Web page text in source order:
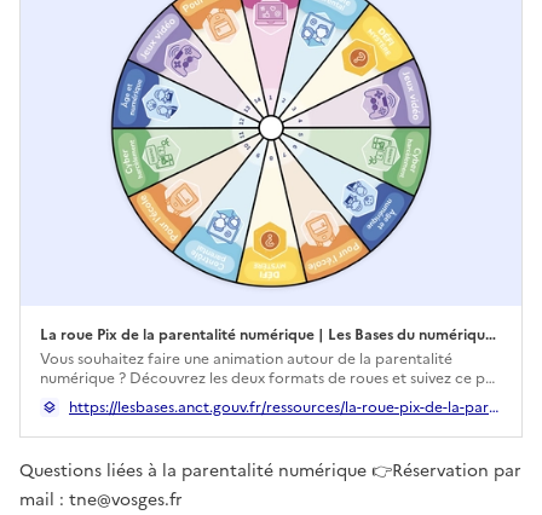
La roue Pix de la parentalité numérique | Les Bases du numérique d’intérêt général
Ouverture dans un nouvel onglet
Vous souhaitez faire une animation autour de la parentalité
numérique ? Découvrez les deux formats de roues et suivez ce pas
à pas pour les proposer dans vos futures animations à destination
des parents !
https://lesbases.anct.gouv.fr/ressources/la-roue-pix-de-la-parentalite-numerique
Questions liées à la parentalité numérique 👉Réservation par
mail : tne@vosges.fr